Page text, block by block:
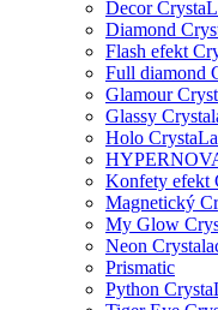
Decor
Diamond
Flash efekt
Full diamond
Glamour
Glassy
Holo
Konfety efekt
Magnetický
My Glow
Neon
Prismatic
Python